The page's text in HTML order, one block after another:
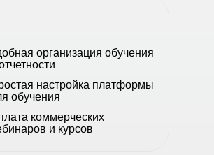
организация обучения
настройка платформы
обучения
коммерческих
и курсов